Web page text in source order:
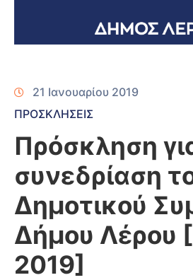
21 Ιανουαρίου 2019
ΠΡΟΣΚΛΗΣΕΙΣ
Πρόσκληση
συνεδρίαση
Δημοτικού
Δήμου Λέρου
2019]